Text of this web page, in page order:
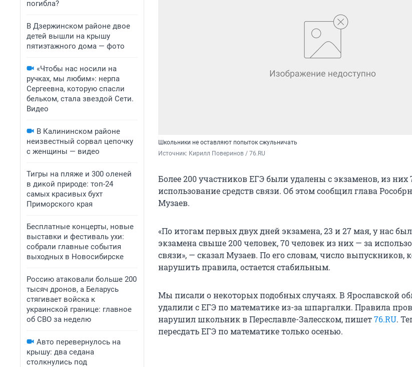
погибла?
В Дзержинском районе двое
детей вышли на крышу
пятиэтажного дома — фото
«Чтобы нас носили на
ручках, мы любим»: нерпа
Сергеевна, которую спасли
бельком, стала звездой Сети.
Видео
В Калининском районе
неизвестный сорвал цепочку
с женщины — видео
Тигры на пляже и 300 оленей
в дикой природе: топ-24
самых красивых бухт
Приморского края
Бесплатные концерты, новые
выставки и фестиваль ухи:
собрали главные события
выходных в Новосибирске
Россию атаковали больше 200
тысяч дронов, а Беларусь
стягивает войска к
украинской границе: главное
об СВО за неделю
Авто перевернулось на
крышу: два седана
столкнулись под
Школьники не оставляют попыток сжульничать
Источник: Кирилл Поверинов / 76.RU
Более 200 участников ЕГЭ были удалены с экзаменов, из них
использование средств связи. Об этом сообщил глава
Музаев.
«По итогам первых двух дней экзамена, 23 и 27 мая, у нас
экзамена свыше 200 человек, 70 человек из них — за
связи», — сказал Музаев. По его словам, число выпускников,
нарушить правила, остается стабильным.
Мы писали о некоторых подобных случаях. В Ярославской
удалили с ЕГЭ по математике из-за шпаргалки. Правила
нарушил школьник в Переславле-Залесском, пишет76.RU.
пересдать ЕГЭ по математике только осенью.